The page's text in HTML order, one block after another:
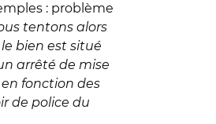
: problème
tentons alors
le bien est situé
arrêté de mise
fonction des
de police du